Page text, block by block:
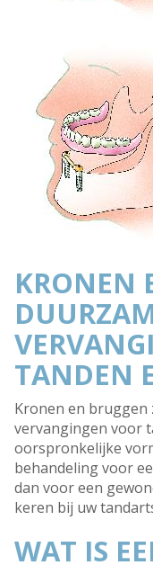
KRONEN
TANDEN
Kronen en bruggen
vervangingen voor
oorspronkelijke
behandeling voor
dan voor een
keren bij uw
WAT IS